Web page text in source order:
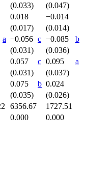
(0.033)
(0.047)
0.018
−0.014
(0.017)
(0.014)
a −0.056 c −0.085
b
(0.031)
(0.036)
0.057 c 0.095
a
(0.031)
(0.037)
0.075 b 0.024
(0.035)
(0.026)
6356.67
1727.51
0.000
0.000